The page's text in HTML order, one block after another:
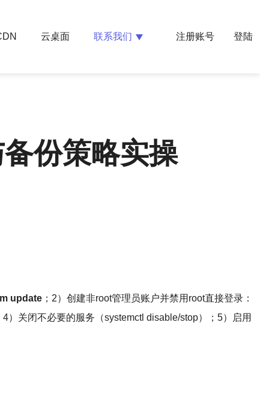
云桌面 联系我们 注册账号 登陆
份策略实操
update ；2）创建非root管理员账户并禁用root直接登录：
）关闭不必要的服务（systemctl disable/stop）；5）启用